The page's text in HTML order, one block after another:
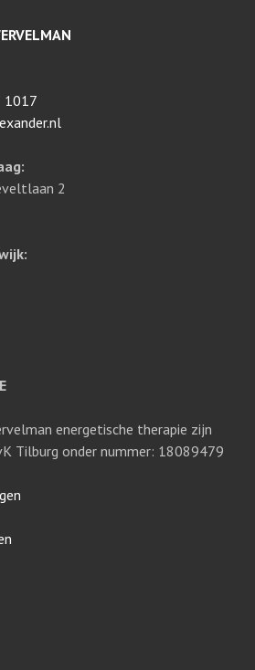
1017
2
energetische therapie zijn
Tilburg onder nummer: 18089479